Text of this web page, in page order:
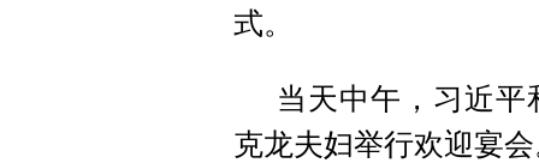
式。
当天中午，习近
克龙夫妇举行欢迎宴